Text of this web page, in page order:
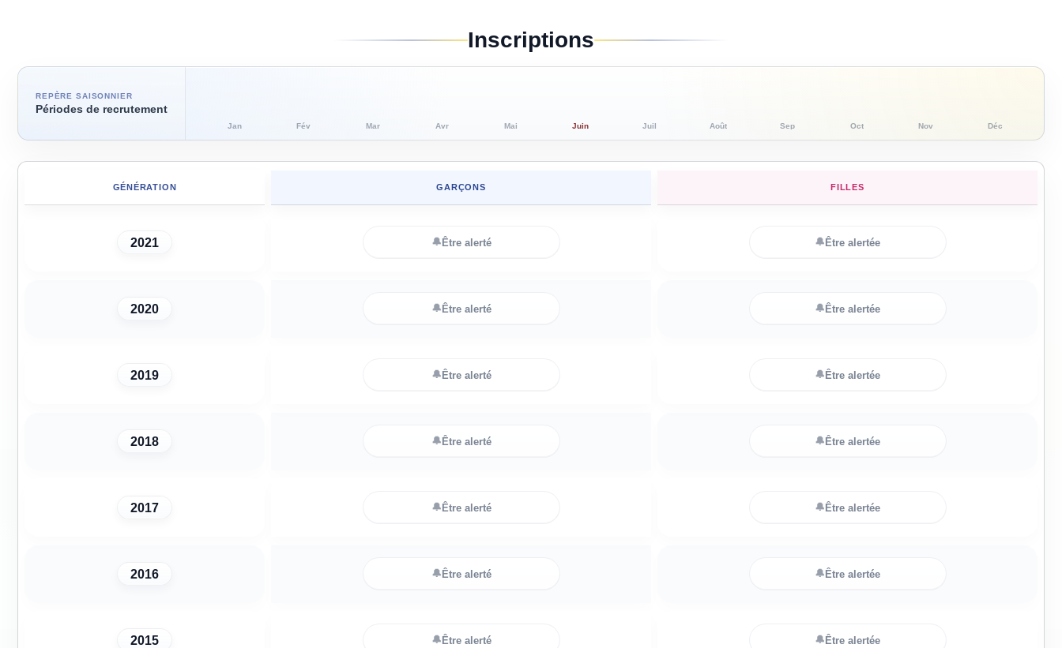
Inscriptions
REPÈRE SAISONNIER
Périodes de recrutement
Jan Fév Mar Avr Mai Juin Juil Août Sep Oct Nov Déc
GÉNÉRATION GARÇONS FILLES
2021 🔔Être alerté 🔔Être alertée
2020 🔔Être alerté 🔔Être alertée
2019 🔔Être alerté 🔔Être alertée
2018 🔔Être alerté 🔔Être alertée
2017 🔔Être alerté 🔔Être alertée
2016 🔔Être alerté 🔔Être alertée
2015 🔔Être alerté 🔔Être alertée